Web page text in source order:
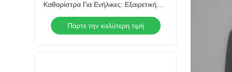
Καθαρίστρα Για Ενήλικες: Εξαιρετική
σχεδίαση για ανώτερη στοματική
υγιεινή, ιδανική για καθημερινή χρήση
Πάρτε την καλύτερη τιμή